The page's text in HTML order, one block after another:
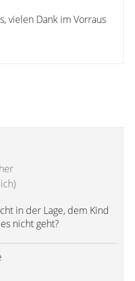
vielen Dank im Vorraus
in der Lage, dem Kind
nicht geht?